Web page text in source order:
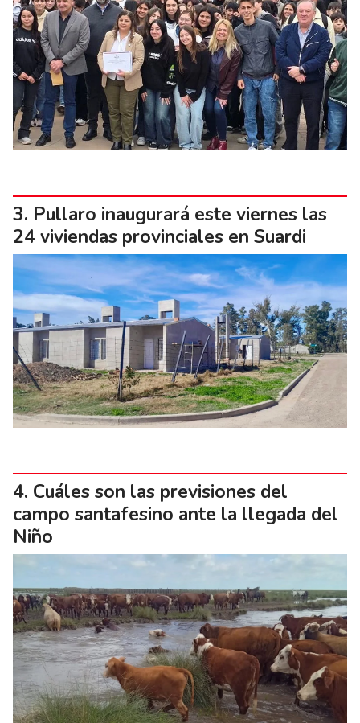
Pullaro inaugurará este viernes las
24 viviendas provinciales en Suardi
Cuáles son las previsiones del
campo santafesino ante la llegada del
Niño